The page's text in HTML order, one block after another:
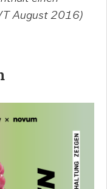
August 2016)